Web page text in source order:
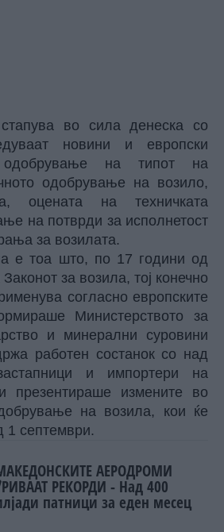
во сила денеска со
новини и европски
на типот на
одобрување на возило,
оцената на техничката
на потврди за исполнетост
за возилата.
е тоа што, по 17 години од
за возила, тој конечно
согласно европските
Министерството за
и минерални суровини
работен состанок со над
и импортери на
презентираше измените во
на возила, кои ќе
1 септември.
АЕРОДРОМИ
РЕКОРДИ - Над 400
патници за еден месец